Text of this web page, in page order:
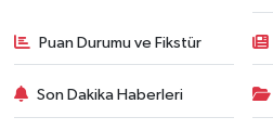
Puan Durumu ve Fikstür
Son Dakika Haberleri